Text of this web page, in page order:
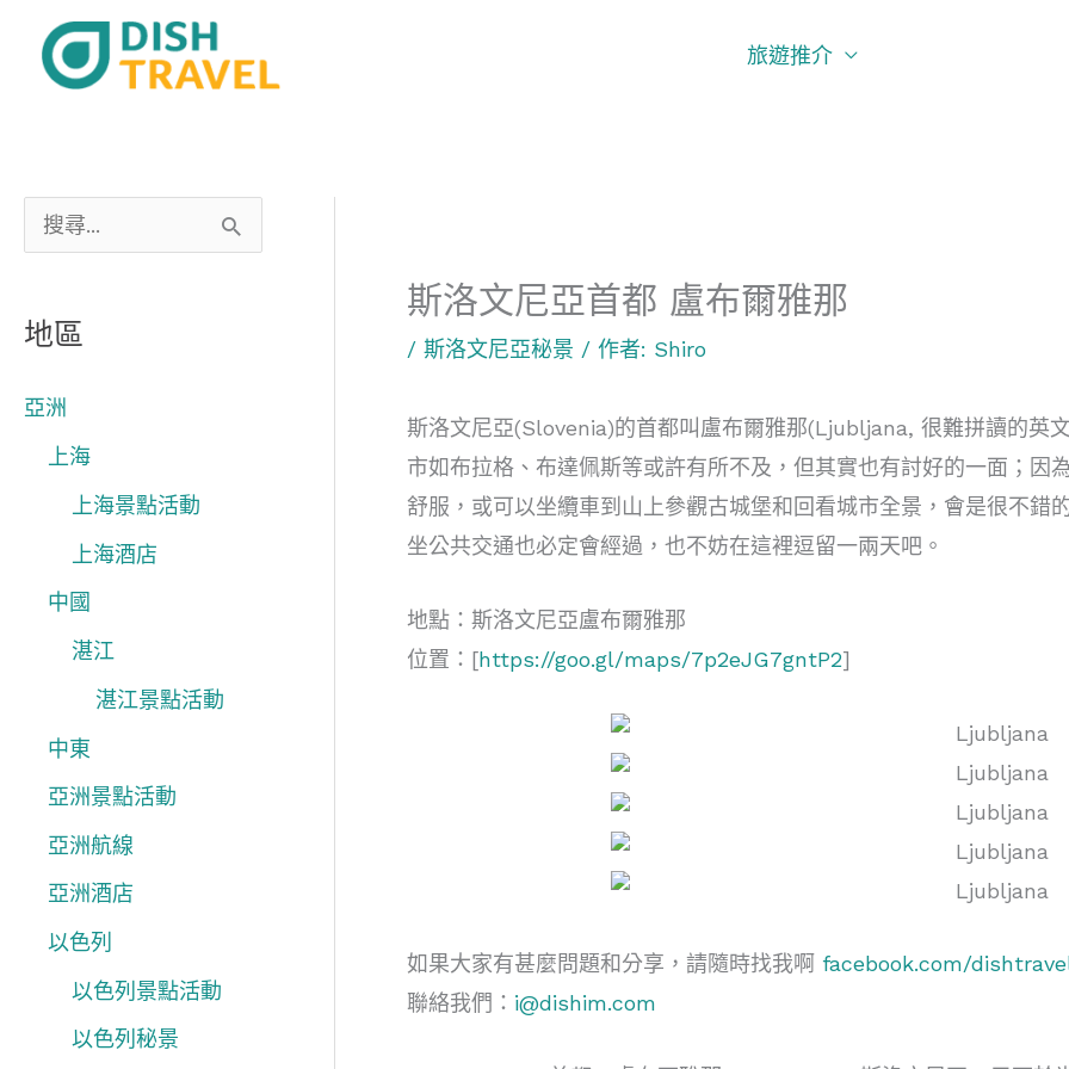
旅遊推介
關
字
地區
亞洲
上海
上海景點活動
上海酒店
中國
湛江
湛江景點活動
中東
亞洲景點活動
亞洲航線
亞洲酒店
以色列
以色列景點活動
以色列秘景
斯洛文尼亞首都 盧布爾雅那
/ 斯洛文尼亞秘景 / 作者: Shiro
斯洛文尼亞(Slovenia)的首都叫盧布爾雅那(Ljubljana, 很難拼讀的英
市如布拉格、布達佩斯等或許有所不及，但其實也有討好的一面；因
舒服，或可以坐纜車到山上參觀古城堡和回看城市全景，會是很不錯
坐公共交通也必定會經過，也不妨在這裡逗留一兩天吧。
地點：斯洛文尼亞盧布爾雅那
位置：[https://goo.gl/maps/7p2eJG7gntP2]
如果大家有甚麼問題和分享，請隨時找我啊 facebook.com/
聯絡我們： i@dishim.com